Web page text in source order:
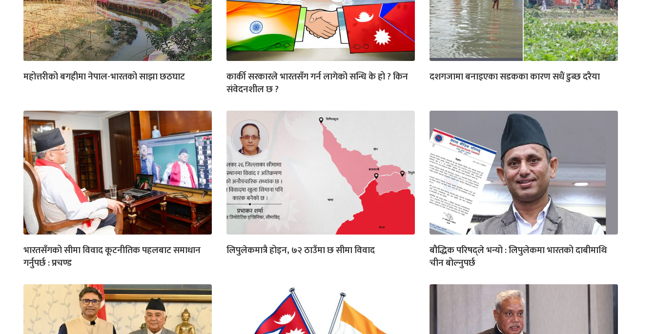
महोत्तरीको बगहीमा नेपाल-भारतको साझा छठघाट
कार्की सरकारले भारतसँग गर्न लागेको सन्धि के हो ? किन
संवेदनशील छ ?
दशगजामा बनाइएका सडकका कारण सधैं डुब्छ दरैया
भारतसँगको सीमा विवाद कूटनीतिक पहलबाट समाधान
गर्नुपर्छ : प्रचण्ड
लिपुलेकमात्रै होइन, ७२ ठाउँमा छ सीमा विवाद
बौद्धिक परिषद्ले भन्यो : लिपुलेकमा भारतको दाबीमाथि
चीन बोल्नुपर्छ